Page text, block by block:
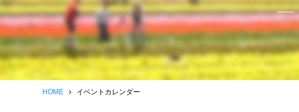
HOME イベントカレンダー